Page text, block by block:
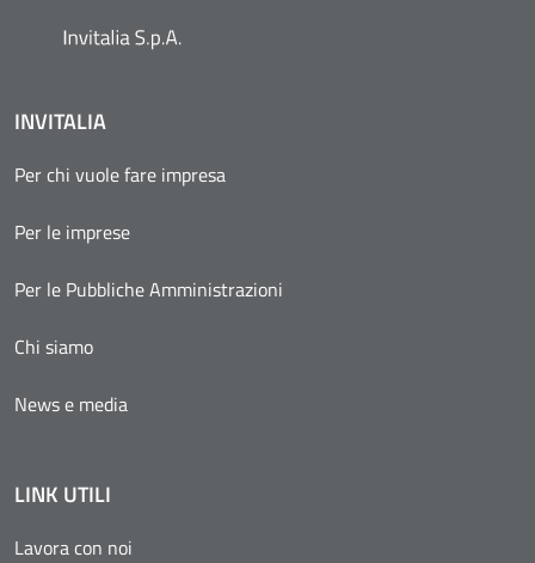
INVITALIA
Per chi vuole fare impresa
Per le imprese
Per le Pubbliche Amministrazioni
Chi siamo
News e media
LINK UTILI
Lavora con noi